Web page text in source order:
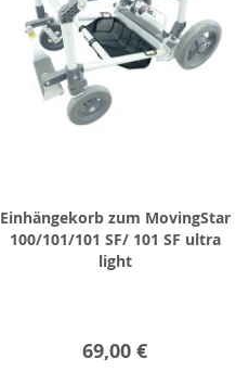
Einhängekorb zum MovingStar
100/101/101 SF/ 101 SF ultra
light
69,00 €